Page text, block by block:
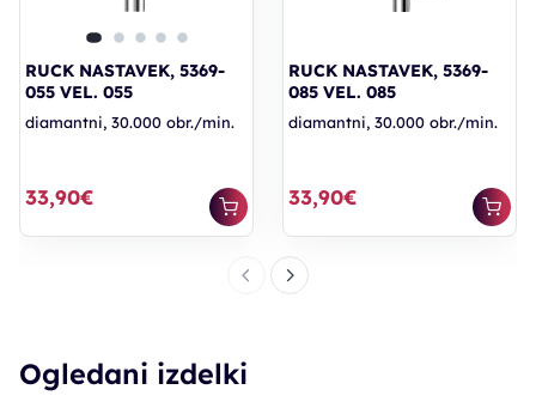
RUCK NASTAVEK, 5369-
055 VEL. 055
diamantni, 30.000 obr./min.
33,90€
RUCK NASTAVEK, 5369-
085 VEL. 085
diamantni, 30.000 obr./min.
33,90€
Ogledani izdelki